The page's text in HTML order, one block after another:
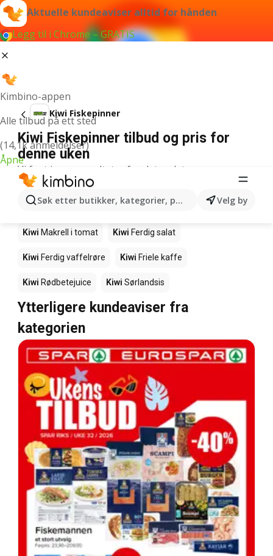
Aktuelle kundeaviser alltid for hånden
Legg til i Chrome – GRATIS
Kimbino-appen
Alle tilbud på ett sted
(14,1k anmeldelser)
Åpne
Søk etter butikker, kategorier, produkter...Velg by
Kiwi Fiskepinner
Kiwi Fiskepinner tilbud og pris for
denne uken
Vi fant ingen resultater for det ordet.
Andre produkter i butikkene Kiwi
Kiwi Fårikålkjøtt
Kiwi Makrell i tomat Kiwi Ferdig salat
Kiwi Ferdig vaffelrøre Kiwi Friele kaffe
Kiwi Rødbetejuice Kiwi Sørlandsis
Ytterligere kundeaviser fra
kategorien